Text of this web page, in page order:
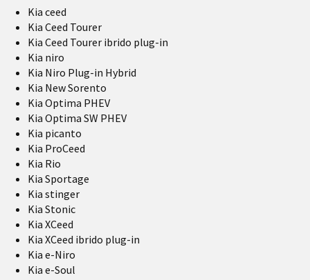
Kia ceed
Kia Ceed Tourer
Kia Ceed Tourer ibrido plug-in
Kia niro
Kia Niro Plug-in Hybrid
Kia New Sorento
Kia Optima PHEV
Kia Optima SW PHEV
Kia picanto
Kia ProCeed
Kia Rio
Kia Sportage
Kia stinger
Kia Stonic
Kia XCeed
Kia XCeed ibrido plug-in
Kia e-Niro
Kia e-Soul